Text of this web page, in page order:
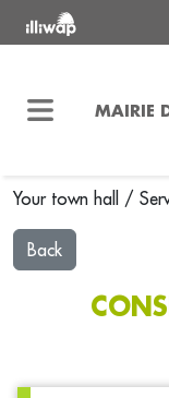
MAIRIE
Your town hall /
Back